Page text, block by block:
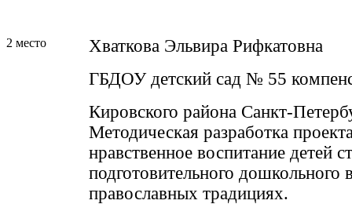
2 место
Хваткова Эльвира Рифкатовна
ГБДОУ детский сад № 55
Кировского района Санкт-
Методическая разработка
нравственное воспитание детей
подготовительного дошкольного
православных традициях.